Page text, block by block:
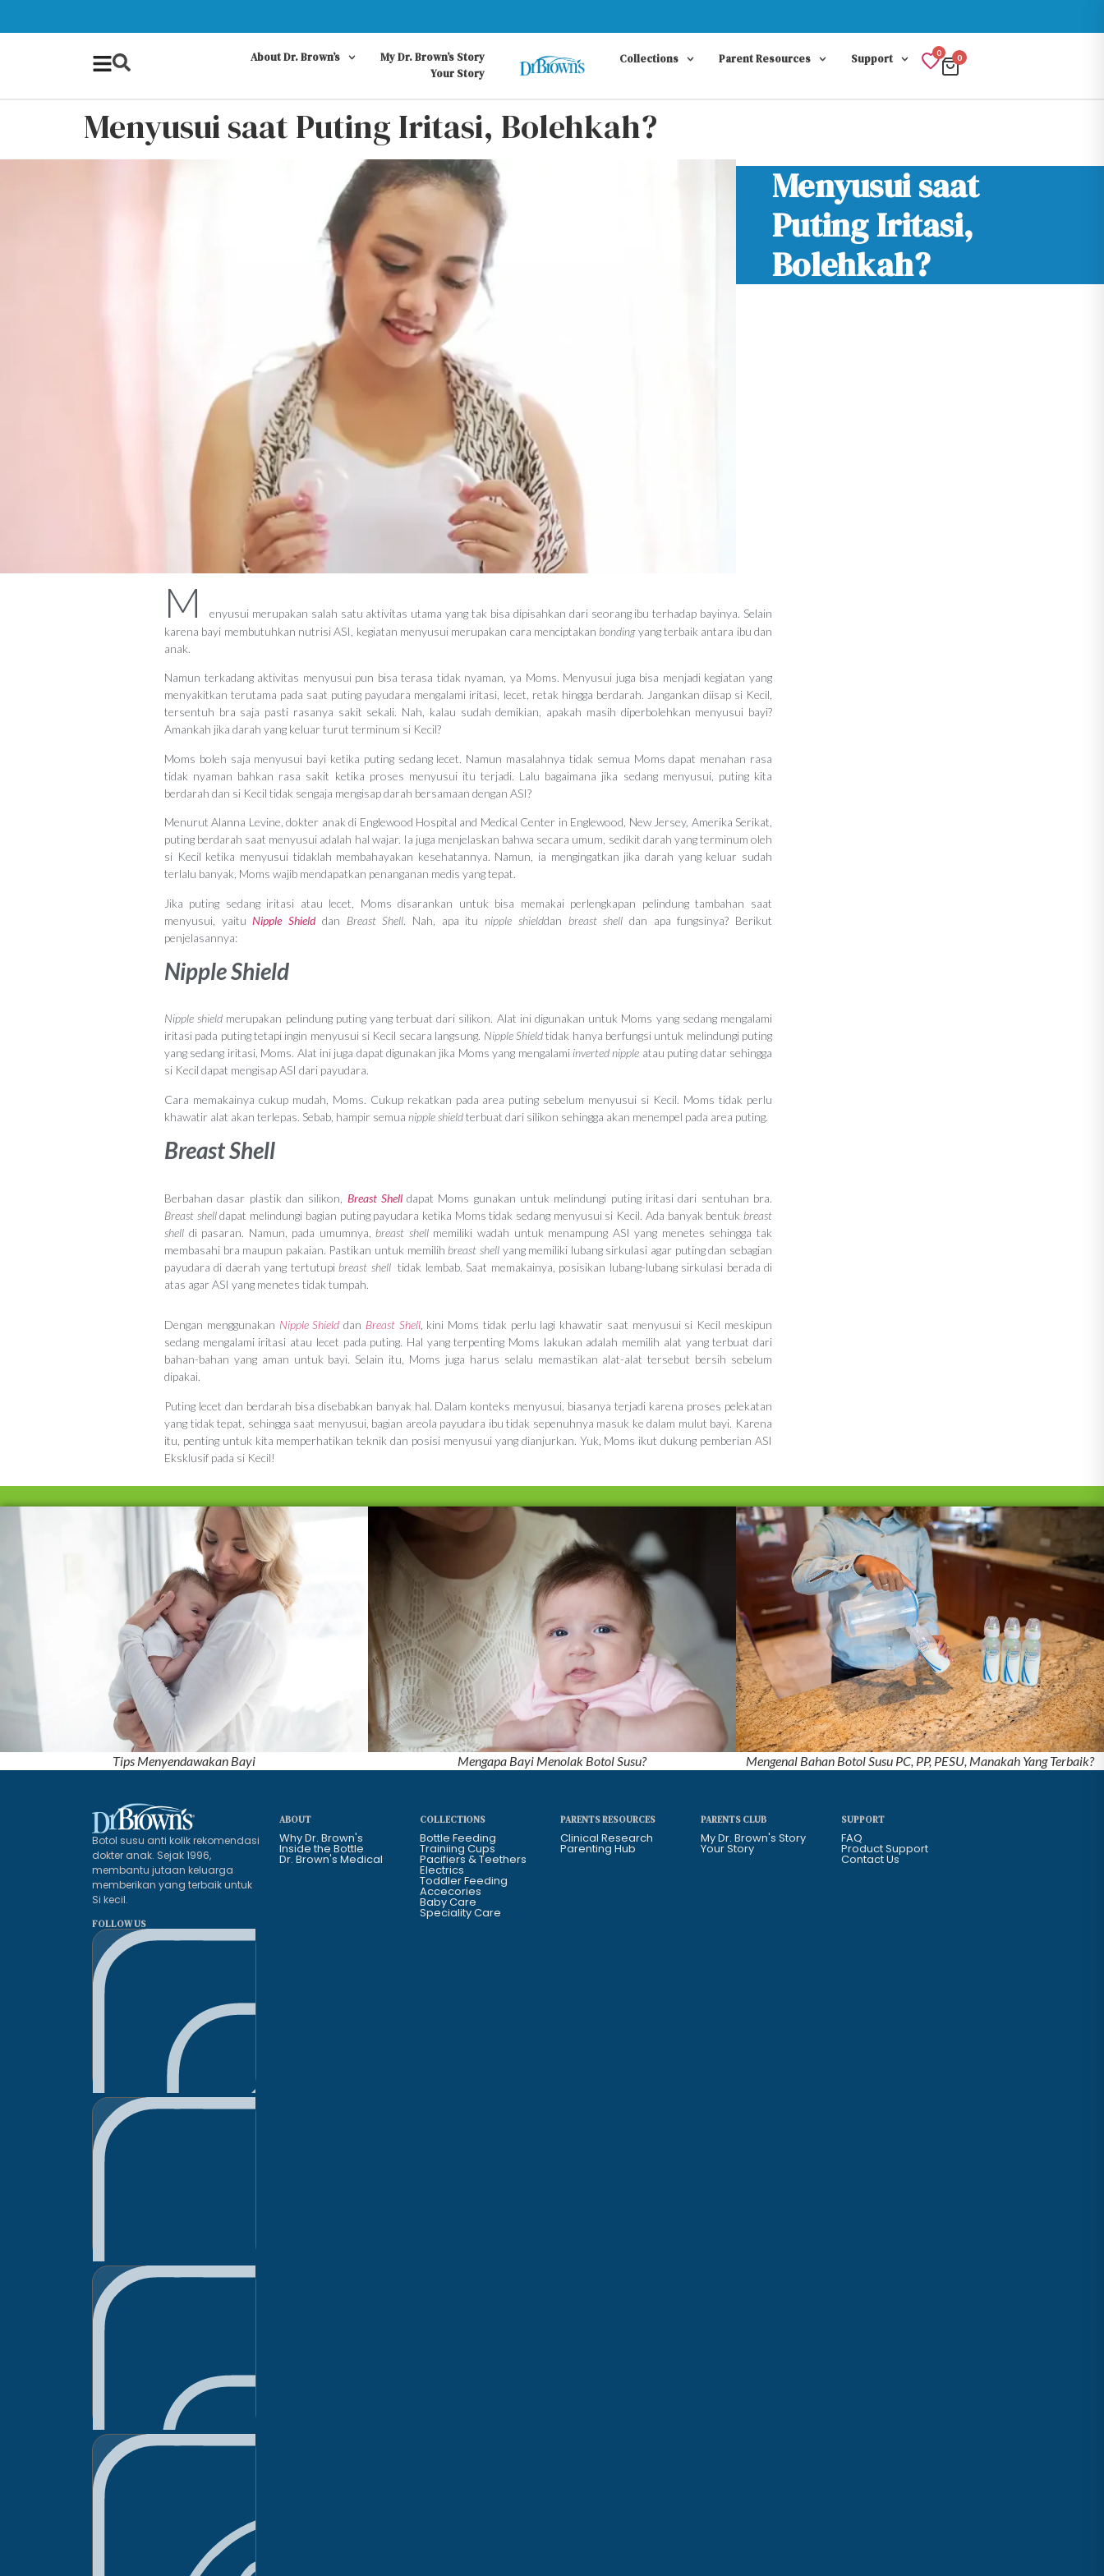
About Dr. Brown’s
My Dr. Brown’s Story
Your Story
Collections Parent Resources Support 0 0
Menyusui saat Puting Iritasi, Bolehkah?
Menyusui saat
Puting Iritasi,
Bolehkah?
M
enyusui merupakan salah satu aktivitas utama yang tak bisa dipisahkan dari seorang ibu terhadap bayinya. Selain
karena bayi membutuhkan nutrisi ASI, kegiatan menyusui merupakan cara menciptakan bondingyang terbaik antara ibu dan
anak.
Namun terkadang aktivitas menyusui pun bisa terasa tidak nyaman, ya Moms. Menyusui juga bisa menjadi kegiatan yang
menyakitkan terutama pada saat puting payudara mengalami iritasi, lecet, retak hingga berdarah. Jangankan diisap si Kecil,
tersentuh bra saja pasti rasanya sakit sekali. Nah, kalau sudah demikian, apakah masih diperbolehkan menyusui bayi?
Amankah jika darah yang keluar turut terminum si Kecil?
Moms boleh saja menyusui bayi ketika puting sedang lecet. Namun masalahnya tidak semua Moms dapat menahan rasa
tidak nyaman bahkan rasa sakit ketika proses menyusui itu terjadi. Lalu bagaimana jika sedang menyusui, puting kita
berdarah dan si Kecil tidak sengaja mengisap darah bersamaan dengan ASI?
Menurut Alanna Levine, dokter anak di Englewood Hospital and Medical Center in Englewood, New Jersey, Amerika Serikat,
puting berdarah saat menyusui adalah hal wajar. Ia juga menjelaskan bahwa secara umum, sedikit darah yang terminum oleh
si Kecil ketika menyusui tidaklah membahayakan kesehatannya. Namun, ia mengingatkan jika darah yang keluar sudah
terlalu banyak, Moms wajib mendapatkan penanganan medis yang tepat.
Jika puting sedang iritasi atau lecet, Moms disarankan untuk bisa memakai perlengkapan pelindung tambahan saat
menyusui, yaituNipple Shielddan Breast Shell. Nah, apa itu nipple shielddan breast shell dan apa fungsinya? Berikut
penjelasannya:
Nipple Shield
Nipple shield merupakan pelindung puting yang terbuat dari silikon. Alat ini digunakan untuk Moms yang sedang mengalami
iritasi pada puting tetapi ingin menyusui si Kecil secara langsung. Nipple Shieldtidak hanya berfungsi untuk melindungi puting
yang sedang iritasi, Moms. Alat ini juga dapat digunakan jika Moms yang mengalami inverted nipple atau puting datar sehingga
si Kecil dapat mengisap ASI dari payudara.
Cara memakainya cukup mudah, Moms. Cukup rekatkan pada area puting sebelum menyusui si Kecil. Moms tidak perlu
khawatir alat akan terlepas. Sebab, hampir semua nipple shieldterbuat dari silikon sehingga akan menempel pada area puting.
Breast Shell
Berbahan dasar plastik dan silikon, Breast Shelldapat Moms gunakan untuk melindungi puting iritasi dari sentuhan bra.
Breast shelldapat melindungi bagian puting payudara ketika Moms tidak sedang menyusui si Kecil. Ada banyak bentuk breast
shelldi pasaran. Namun, pada umumnya, breast shell memiliki wadah untuk menampung ASI yang menetes sehingga tak
membasahi bra maupun pakaian. Pastikan untuk memilih breast shell yang memiliki lubang sirkulasi agar puting dan sebagian
payudara di daerah yang tertutupi breast shelltidak lembab. Saat memakainya, posisikan lubang-lubang sirkulasi berada di
atas agar ASI yang menetes tidak tumpah.
Dengan menggunakan Nipple Shield dan Breast Shell, kini Moms tidak perlu lagi khawatir saat menyusui si Kecil meskipun
sedang mengalami iritasi atau lecet pada puting. Hal yang terpenting Moms lakukan adalah memilih alat yang terbuat dari
bahan-bahan yang aman untuk bayi. Selain itu, Moms juga harus selalu memastikan alat-alat tersebut bersih sebelum
dipakai.
Puting lecet dan berdarah bisa disebabkan banyak hal. Dalam konteks menyusui, biasanya terjadi karena proses pelekatan
yang tidak tepat, sehingga saat menyusui, bagian areola payudara ibu tidak sepenuhnya masuk ke dalam mulut bayi. Karena
itu, penting untuk kita memperhatikan teknik dan posisi menyusui yang dianjurkan. Yuk, Moms ikut dukung pemberian ASI
Eksklusif pada si Kecil!
Tips Menyendawakan Bayi Mengapa Bayi Menolak Botol Susu? Mengenal Bahan Botol Susu PC, PP, PESU, Manakah Yang Terbaik?
Botol susu anti kolik rekomendasi
dokter anak. Sejak 1996,
membantu jutaan keluarga
memberikan yang terbaik untuk
Si kecil.
FOLLOW US
ABOUT
Why Dr. Brown's
Inside the Bottle
Dr. Brown's Medical
COLLECTIONS
Bottle Feeding
Trainiing Cups
Pacifiers & Teethers
Electrics
Toddler Feeding
Accecories
Baby Care
Speciality Care
PARENTS RESOURCES
Clinical Research
Parenting Hub
PARENTS CLUB
My Dr. Brown's Story
Your Story
SUPPORT
FAQ
Product Support
Contact Us